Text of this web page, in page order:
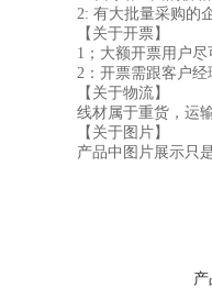
2: 有大批量采购的
【关于开票】
1；大额开票用户
2：开票需跟客户
【关于物流】
线材属于重货，运
【关于图片】
产品中图片展示只